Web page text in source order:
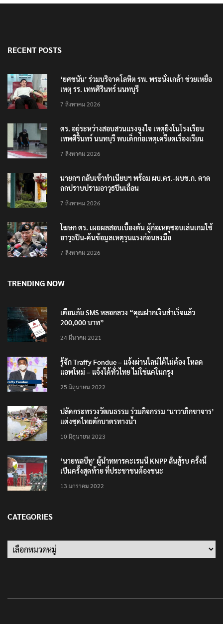
RECENT POSTS
‘ยศชนัน’ ร่วมบริจาคโลหิต รพ. พระนั่งเกล้า ช่วยเหยื่อ
เหตุ รร. เทพศิรินทร์ นนทบุรี
7 สิงหาคม 2026
ตร. อยู่ระหว่างสอบสวนแรงจูงใจ เหตุยิงในโรงเรียน
เทพศิรินทร์ นนทบุรี พบเด็กก่อเหตุเครียดเรื่องเรียน
7 สิงหาคม 2026
นายกฯ กลับเข้าทำเนียบฯ พร้อม ผบ.ตร.-ผบช.ก. คาด
ถกปราบปรามอาวุธปืนเถื่อน
7 สิงหาคม 2026
โฆษก ตร. เผยผลสอบเบื้องต้น ผู้ก่อเหตุชอบเล่นเกมใช้
อาวุธปืน-ค้นข้อมูลเหตุรุนแรงก่อนลงมือ
7 สิงหาคม 2026
TRENDING NOW
เตือนภัย SMS หลอกลวง “คุณฝากเงินสำเร็จแล้ว
200,000 บาท”
24 มีนาคม 2021
รู้จัก Traffy Fondue – แจ้งผ่านไลน์ได้ไม่ต้อง โหลด
แอพใหม่ – แจ้งได้ทั่วไทย ไม่ใช่แค่ในกรุง
25 มิถุนายน 2022
ปลัดกระทรวงวัฒนธรรม ร่วมกิจกรรม ‘นาวาภิกขาจาร’
แต่งชุดไทยตักบาตรทางน้ำ
10 มิถุนายน 2023
‘นายพลบีทู’ ผู้นำทหารคะเรนนี KNPP ลั่นสู้รบ ครั้งนี้
เป็นครั้งสุดท้าย ที่ประชาชนต้องชนะ
13 มกราคม 2022
CATEGORIES